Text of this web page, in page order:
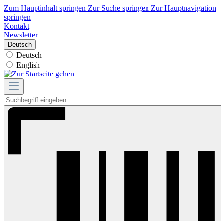
Zum Hauptinhalt springen Zur Suche springen Zur Hauptnavigation
springen
Kontakt
Newsletter
Deutsch
Deutsch
English